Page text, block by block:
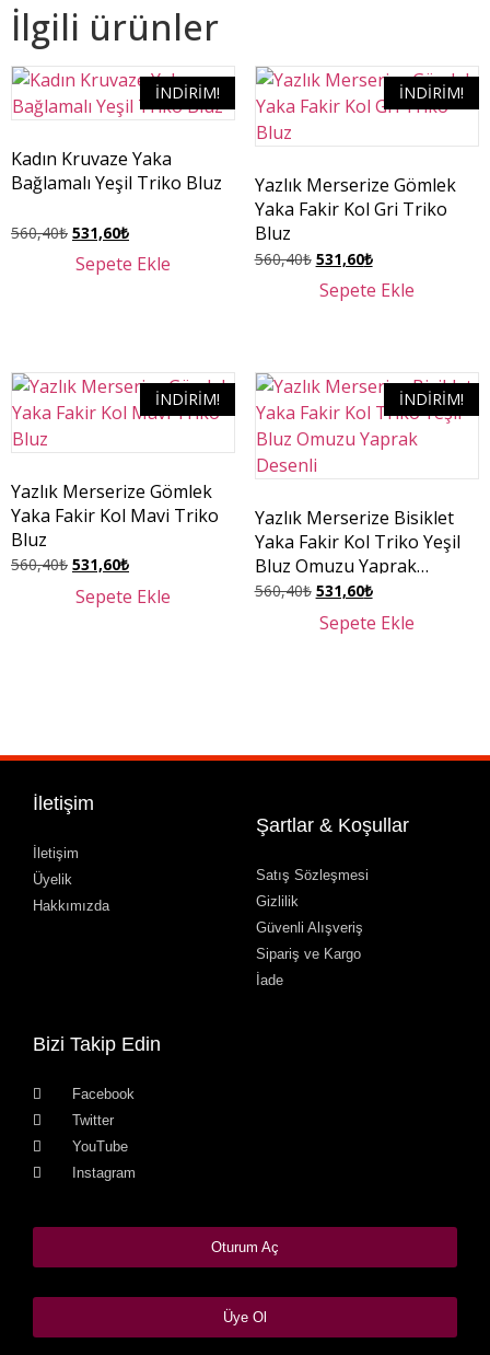
İlgili ürünler
İNDIRIM!
Kadın Kruvaze Yaka
Bağlamalı Yeşil Triko Bluz
560,40₺ 531,60₺
Sepete Ekle
İNDIRIM!
Yazlık Merserize Gömlek
Yaka Fakir Kol Gri Triko
Bluz
560,40₺ 531,60₺
Sepete Ekle
İNDIRIM!
Yazlık Merserize Gömlek
Yaka Fakir Kol Mavi Triko
Bluz
560,40₺ 531,60₺
Sepete Ekle
İNDIRIM!
Yazlık Merserize Bisiklet
Yaka Fakir Kol Triko Yeşil
Bluz Omuzu Yaprak
Desenli
560,40₺ 531,60₺
Sepete Ekle
İletişim
İletişim
Üyelik
Hakkımızda
Şartlar & Koşullar
Satış Sözleşmesi
Gizlilik
Güvenli Alışveriş
Sipariş ve Kargo
İade
Bizi Takip Edin
Facebook
Twitter
YouTube
Instagram
Oturum Aç
Üye Ol